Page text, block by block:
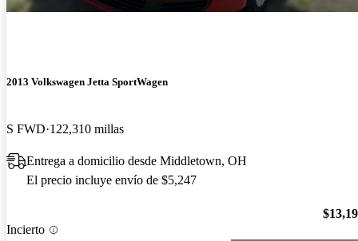
2013 Volkswagen Jetta SportWagen
S FWD 122,310 millas
Entrega a domicilio desde Middletown, OH
El precio incluye envío de $5,247
Incierto